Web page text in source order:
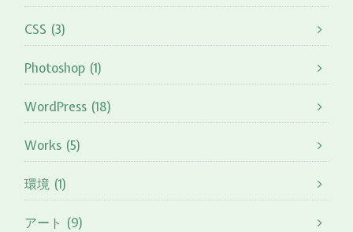
CSS (3)
Photoshop (1)
WordPress (18)
Works (5)
環境 (1)
アート (9)